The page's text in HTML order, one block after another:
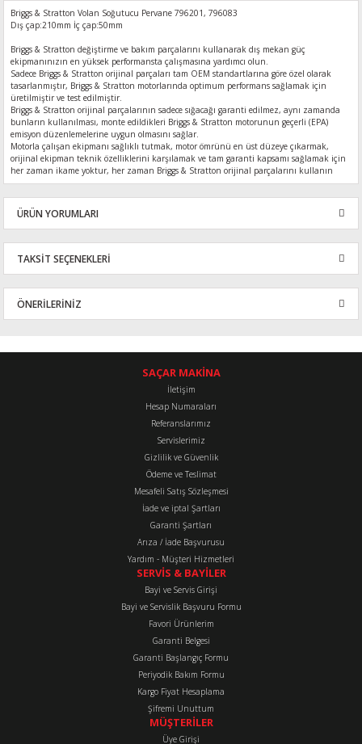
Briggs & Stratton Volan Soğutucu Pervane 796201, 796083
Dış çap:210mm İç çap:50mm
Briggs & Stratton değiştirme ve bakım parçalarını kullanarak dış mekan güç
ekipmanınızın en yüksek performansta çalışmasına yardımcı olun.
Sadece Briggs & Stratton orijinal parçaları tam OEM standartlarına göre özel olarak
tasarlanmıştır, Briggs & Stratton motorlarında optimum performans sağlamak için
üretilmiştir ve test edilmiştir.
Briggs & Stratton orijinal parçalarının sadece sığacağı garanti edilmez, aynı zamanda
bunların kullanılması, monte edildikleri Briggs & Stratton motorunun geçerli (EPA)
emisyon düzenlemelerine uygun olmasını sağlar.
Motorla çalışan ekipmanı sağlıklı tutmak, motor ömrünü en üst düzeye çıkarmak,
orijinal ekipman teknik özelliklerini karşılamak ve tam garanti kapsamı sağlamak için
her zaman ikame yoktur, her zaman Briggs & Stratton orijinal parçalarını kullanın
ÜRÜN YORUMLARI
Bu ürüne ilk yorumu siz yapın!
TAKSİT SEÇENEKLERİ
ÖNERİLERİNİZ
konularda yetersiz gördüğünüz noktaları öneri formunu kullanarak
Görüş ve önerileriniz için teşekkür ederiz.
Ürün resmi kalitesiz, bozuk veya görüntülenemiyor.
Ürün bilgilerinde hatalar bulunuyor.
Ürün fiyatı diğer sitelerden daha pahalı.
Bu ürüne benzer farklı alternatifler olmalı.
Gönder
SAÇAR MAKİNA
İletişim
Hesap Numaraları
Referanslarımız
Servislerimiz
Gizlilik ve Güvenlik
Ödeme ve Teslimat
Mesafeli Satış Sözleşmesi
İade ve iptal Şartları
Garanti Şartları
Arıza / İade Başvurusu
Yardım - Müşteri Hizmetleri
SERVİS & BAYİLER
Bayi ve Servis Girişi
Bayi ve Servislik Başvuru Formu
Favori Ürünlerim
Garanti Belgesi
Garanti Başlangıç Formu
Periyodik Bakım Formu
Kargo Fiyat Hesaplama
Şifremi Unuttum
MÜŞTERİLER
Üye Girişi